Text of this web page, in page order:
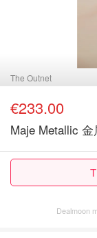
The Outnet
€233.00
Maje Metallic 金
Dealmoon